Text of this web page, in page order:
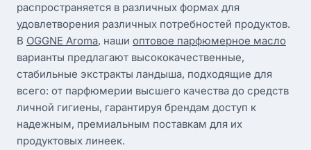
распространяется в различных формах для
удовлетворения различных потребностей продуктов.
В OGGNE Aroma, наши оптовое парфюмерное масло
варианты предлагают высококачественные,
стабильные экстракты ландыша, подходящие для
всего: от парфюмерии высшего качества до средств
личной гигиены, гарантируя брендам доступ к
надежным, премиальным поставкам для их
продуктовых линеек.